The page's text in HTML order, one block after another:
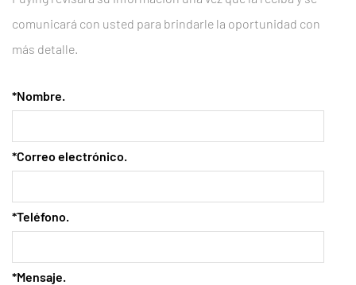
comunicará con usted para brindarle la oportunidad con
más detalle.
*Nombre.
*Correo electrónico.
*Teléfono.
*Mensaje.